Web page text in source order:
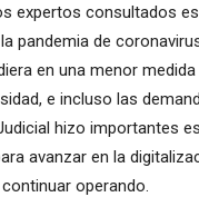
expertos consultados
pandemia de
en una menor
e incluso las
hizo importantes
avanzar en la
operando.